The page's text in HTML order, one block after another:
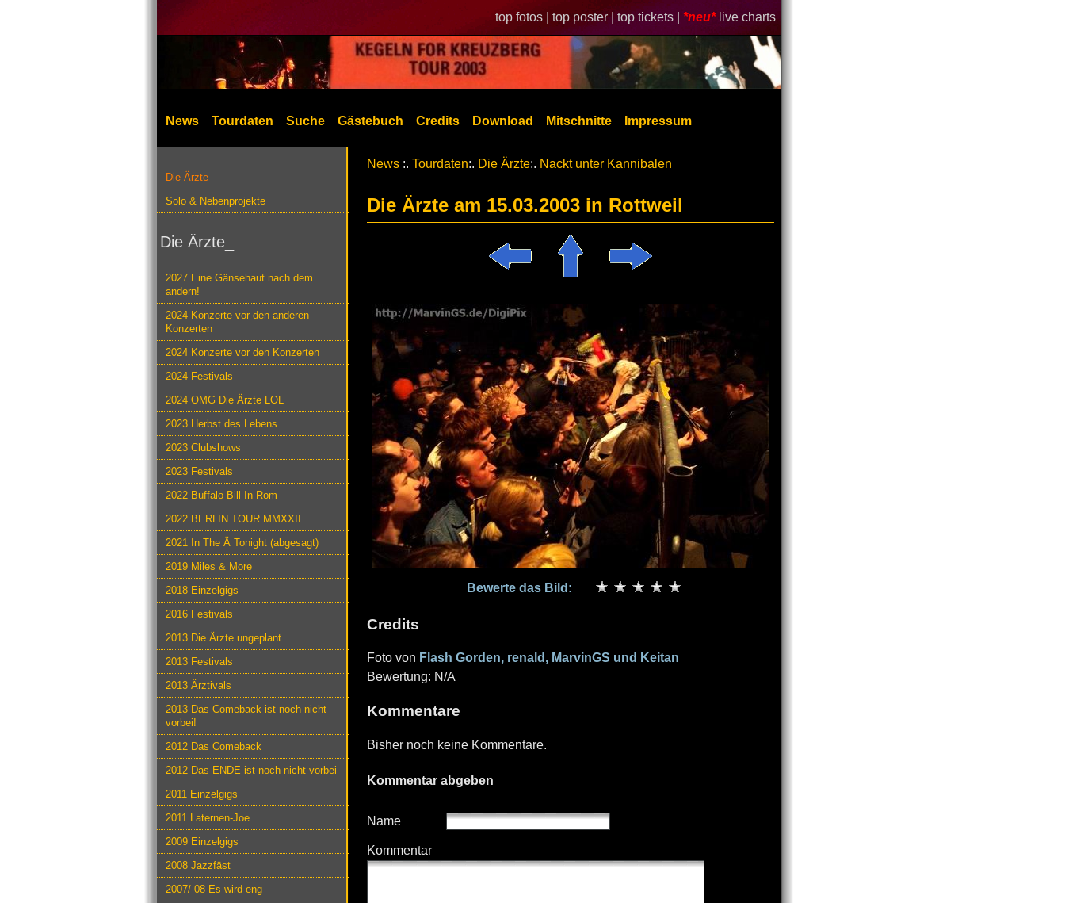
top fotos | top poster | top tickets | *neu* live charts
News Tourdaten Suche Gästebuch Credits Download Mitschnitte Impressum
Die Ärzte
Solo & Nebenprojekte
Die Ärzte_
2027 Eine Gänsehaut nach dem
andern!
2024 Konzerte vor den anderen
Konzerten
2024 Konzerte vor den Konzerten
2024 Festivals
2024 OMG Die Ärzte LOL
2023 Herbst des Lebens
2023 Clubshows
2023 Festivals
2022 Buffalo Bill In Rom
2022 BERLIN TOUR MMXXII
2021 In The Ä Tonight (abgesagt)
2019 Miles & More
2018 Einzelgigs
2016 Festivals
2013 Die Ärzte ungeplant
2013 Festivals
2013 Ärztivals
2013 Das Comeback ist noch nicht
vorbei!
2012 Das Comeback
2012 Das ENDE ist noch nicht vorbei
2011 Einzelgigs
2011 Laternen-Joe
2009 Einzelgigs
2008 Jazzfäst
2007/ 08 Es wird eng
News :. Tourdaten:. Die Ärzte:. Nackt unter Kannibalen
Die Ärzte am 15.03.2003 in Rottweil
Bewerte das Bild:
Credits
Foto von Flash Gorden, renald, MarvinGS und Keitan
Bewertung: N/A
Kommentare
Bisher noch keine Kommentare.
Kommentar abgeben
Name
Kommentar